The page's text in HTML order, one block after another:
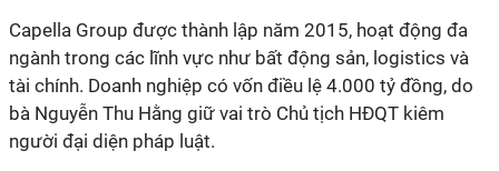
Capella Group được thành lập năm 2015, hoạt động đa
ngành trong các lĩnh vực như bất động sản, logistics và
tài chính. Doanh nghiệp có vốn điều lệ 4.000 tỷ đồng, do
bà Nguyễn Thu Hằng giữ vai trò Chủ tịch HĐQT kiêm
người đại diện pháp luật.